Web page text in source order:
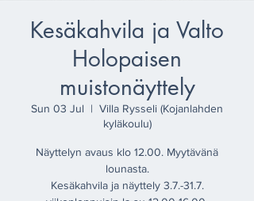
Kesäkahvila ja Valto
Holopaisen
muistonäyttely
Sun 03 Jul
  |
Villa Rysseli (Kojanlahden
kyläkoulu)
Näyttelyn avaus klo 12.00. Myytävänä
lounasta.
Kesäkahvila ja näyttely 3.7.-31.7.